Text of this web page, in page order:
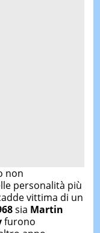
non
personalità più
vittima di un
sia Martin
furono